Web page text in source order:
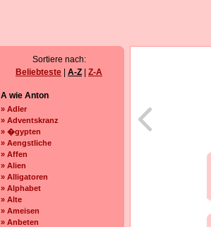
Sortiere nach:
Beliebteste
A-Z Z-A
A wie Anton
» Adler
» Adventskranz
» �gypten
» Aengstliche
» Affen
» Alien
» Alligatoren
» Alphabet
» Alte
» Ameisen
» Anbeten